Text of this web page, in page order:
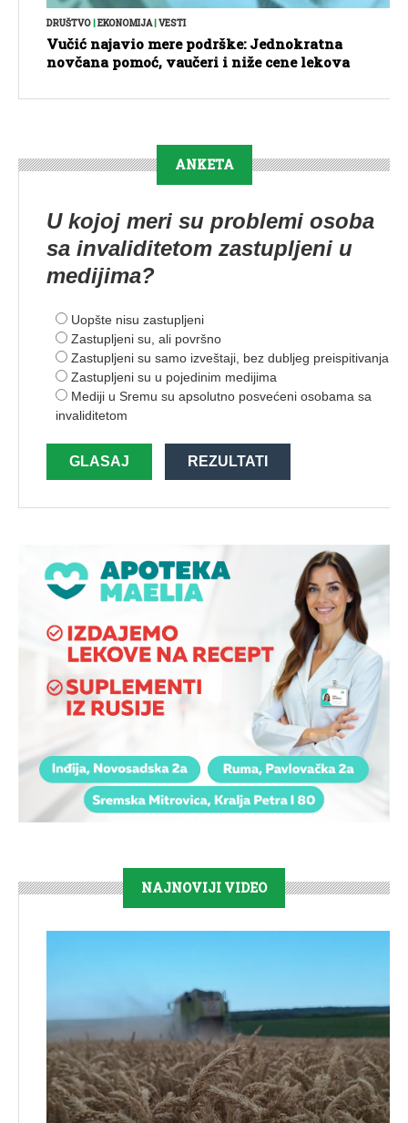
DRUŠTVO|EKONOMIJA|VESTI
Vučić najavio mere podrške: Jednokratna
novčana pomoć, vaučeri i niže cene lekova
ANKETA
U kojoj meri su problemi osoba
sa invaliditetom zastupljeni u
medijima?
Uopšte nisu zastupljeni
Zastupljeni su, ali površno
Zastupljeni su samo izveštaji, bez dubljeg preispitivanja
Zastupljeni su u pojedinim medijima
Mediji u Sremu su apsolutno posvećeni osobama sa
invaliditetom
GLASAJ REZULTATI
NAJNOVIJI VIDEO